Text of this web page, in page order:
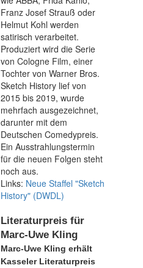
Franz Josef Strauß oder
Helmut Kohl werden
satirisch verarbeitet.
Produziert wird die Serie
von Cologne Film, einer
Tochter von Warner Bros.
Sketch History lief von
2015 bis 2019, wurde
mehrfach ausgezeichnet,
darunter mit dem
Deutschen Comedypreis.
Ein Ausstrahlungstermin
für die neuen Folgen steht
noch aus.
Links: Neue Staffel "Sketch
History" (DWDL)
Literaturpreis für
Marc-Uwe Kling
Marc-Uwe Kling erhält
Kasseler Literaturpreis